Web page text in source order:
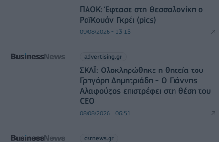
ΠΑΟΚ: Έφτασε στη Θεσσαλονίκη ο
ΡαϊΚουάν Γκρέι (pics)
09/08/2026 - 13:15
advertising.gr
ΣΚΑΪ: Ολοκληρώθηκε η θητεία του
Γρηγόρη Δημητριάδη - Ο Γιάννης
Αλαφούζος επιστρέφει στη θέση του
CEO
08/08/2026 - 06:51
csrnews.gr